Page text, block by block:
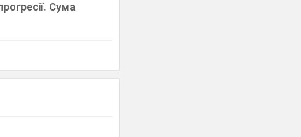
Сума